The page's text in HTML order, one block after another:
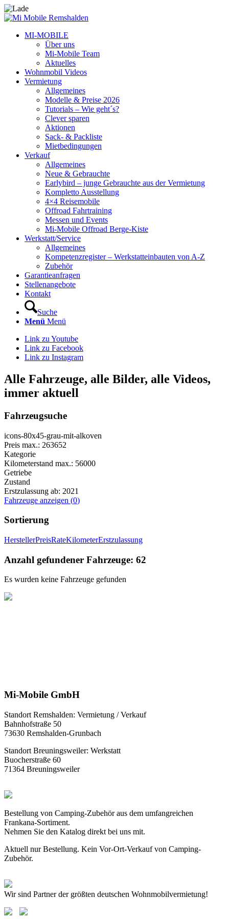
MI-MOBILE
Über uns
Mi-Mobile Team
Aktuelles
Wohnmobil Videos
Vermietung
Allgemeines
Modelle & Preise 2026
Tutorials – Wie geht´s?
Clever sparen
Aktionen
Sack- & Packliste
Mietbedingungen
Verkauf
Allgemeines
Neue & Gebrauchte
Earlybird – junge Gebrauchte aus der Vermietung
Kompletto Ausstellung
4×4 Reisemobile
Offroad Fahrtraining
Messen und Events
Mi-Mobile Offroad Berge-Kiste
Werkstatt/Service
Allgemeines
Kompetenzregister – Werkstatteinbauten von A-Z
Zubehör
Garantieanfragen
Stellenangebote
Kontakt
Suche
Menü Menü
Link zu Youtube
Link zu Facebook
Link zu Instagram
Alle Fahrzeuge, alle Bilder, alle Videos,
immer aktuell
Fahrzeugsuche
icons-80x45-grau-mit-alkoven
Preis max.: 263652
Kategorie
Kilometerstand max.: 56000
Getriebe
Zustand
Erstzulassung ab: 2021
Fahrzeuge anzeigen (0)
Sortierung
HerstellerPreisRateKilometerErstzulassung
Anzahl gefundener Fahrzeuge: 62
Es wurden keine Fahrzeuge gefunden
Mi-Mobile GmbH
Standort Remshalden: Vermietung / Verkauf
Bahnhofstraße 50
73630 Remshalden-Grunbach
Standort Breuningsweiler: Werkstatt
Buocherstraße 60
71364 Breuningsweiler
Bestellung von Camping-Zubehör aus dem umfangreichen
Frankana-Sortiment.
Nehmen Sie den Katalog direkt bei uns mit.
Aktuell nur Bestellung. Kein Vor-Ort-Verkauf von Camping-
Zubehör.
Wir sind Partner der größten deutschen Wohnmobilvermietung!